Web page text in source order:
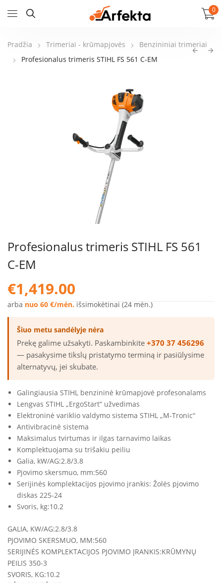
0
Pradžia Trimeriai - krūmapjovės
Benzininiai trimeriai
Profesionalus trimeris STIHL FS 561 C-EM
Profesionalus trimeris STIHL FS 561
C-EM
€1,419.00
arba nuo 60 €/mėn. išsimokėtinai (24 mėn.)
Šiuo metu sandėlyje nėra
Prekę galime užsakyti. Paskambinkite +370 37 456296
— pasakysime tikslų pristatymo terminą ir pasiūlysime
alternatyvų, jei skubate.
Galingiausia STIHL benzininė krūmapjovė profesonalams
Lengvas STIHL „ErgoStart“ užvedimas
Elektroninė variklio valdymo sistema STIHL „M-Tronic“
Antivibracinė sistema
Maksimalus tvirtumas ir ilgas tarnavimo laikas
Komplektuojama su trišakiu peiliu
Galia, kW/AG:2.8/3.8
Pjovimo skersmuo, mm:560
Serijinės komplektacijos pjovimo įrankis: Žolės pjovimo
diskas 225-24
Svoris, kg:10.2
GALIA, KW/AG:2.8/3.8
PJOVIMO SKERSMUO, MM:560
SERIJINĖS KOMPLEKTACIJOS PJOVIMO ĮRANKIS:KRŪMYNŲ
PEILIS 350-3
SVORIS, KG:10.2